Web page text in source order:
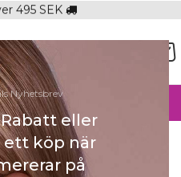
Nyhetsbrev
Rabatt eller
ett köp när
på
495 SEK